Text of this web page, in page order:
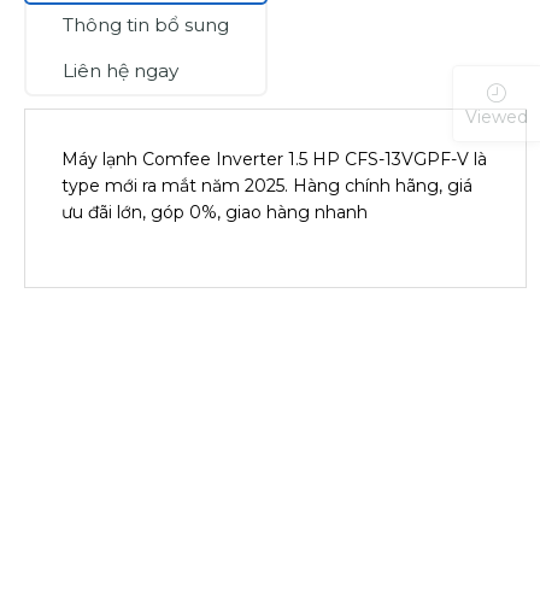
Thông tin bổ sung
Liên hệ ngay
Máy lạnh Comfee Inverter 1.5 HP CFS-13VGPF-V là
type mới ra mắt năm 2025. Hàng chính hãng, giá
ưu đãi lớn, góp 0%, giao hàng nhanh
Viewed